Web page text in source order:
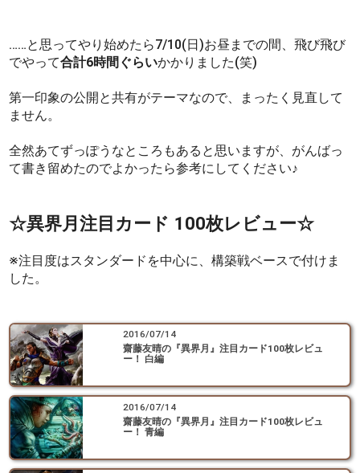
……と思ってやり始めたら7/10(日)お昼までの間、飛び飛び
でやって合計6時間ぐらいかかりました(笑)
第一印象の公開と共有がテーマなので、まったく見直して
ません。
全然あてずっぽうなところもあると思いますが、がんばっ
て書き留めたのでよかったら参考にしてください♪
☆異界月注目カード 100枚レビュー☆
※注目度はスタンダードを中心に、構築戦ベースで付けま
した。
2016/07/14
齋藤友晴の『異界月』注目カード100枚レビュ
ー！ 白編
2016/07/14
齋藤友晴の『異界月』注目カード100枚レビュ
ー！ 青編